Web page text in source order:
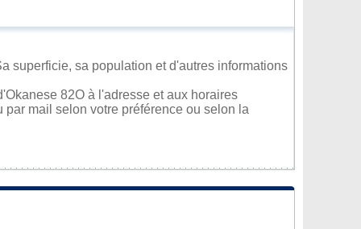
superficie, sa population et d'autres informations
82O à l'adresse et aux horaires
mail selon votre préférence ou selon la